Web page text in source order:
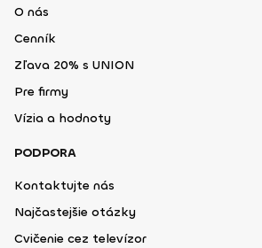
O nás
Cenník
Zľava 20% s UNION
Pre firmy
Vízia a hodnoty
PODPORA
Kontaktujte nás
Najčastejšie otázky
Cvičenie cez televízor